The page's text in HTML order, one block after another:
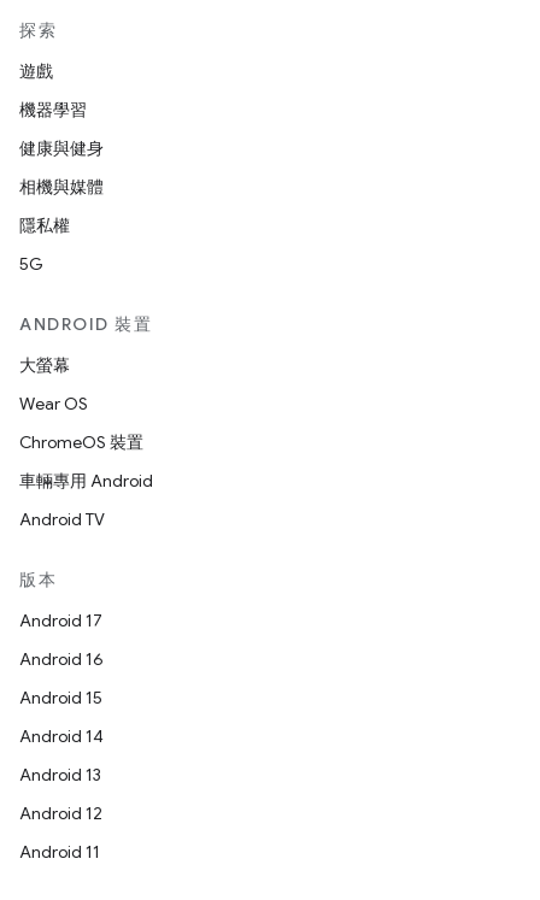
探索
遊戲
機器學習
健康與健身
相機與媒體
隱私權
5G
ANDROID 裝置
大螢幕
Wear OS
ChromeOS 裝置
車輛專用 Android
Android TV
版本
Android 17
Android 16
Android 15
Android 14
Android 13
Android 12
Android 11